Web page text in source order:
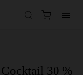
Cocktail 30 %